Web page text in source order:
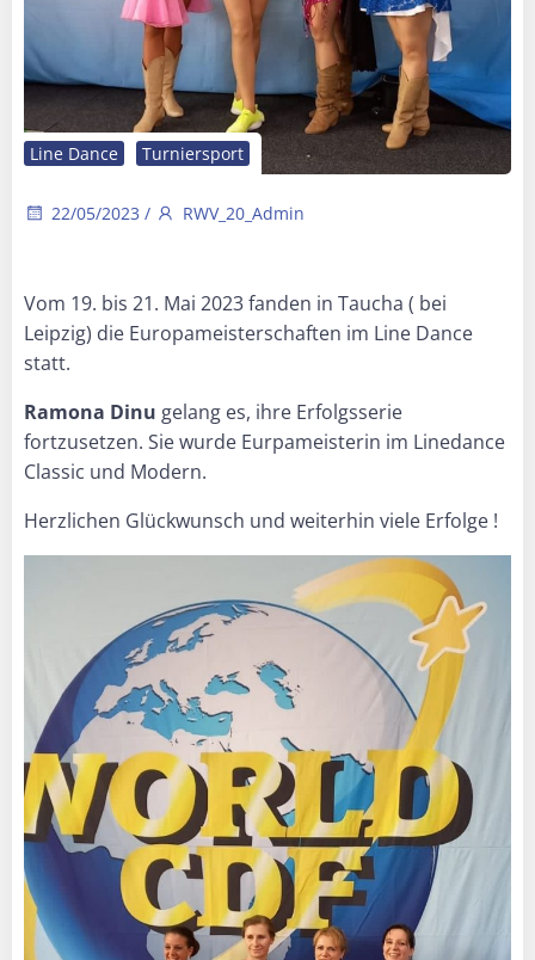
Line Dance Turniersport
22/05/2023 / RWV_20_Admin
Vom 19. bis 21. Mai 2023 fanden in Taucha ( bei
Leipzig) die Europameisterschaften im Line Dance
statt.
Ramona Dinu gelang es, ihre Erfolgsserie
fortzusetzen. Sie wurde Eurpameisterin im Linedance
Classic und Modern.
Herzlichen Glückwunsch und weiterhin viele Erfolge !